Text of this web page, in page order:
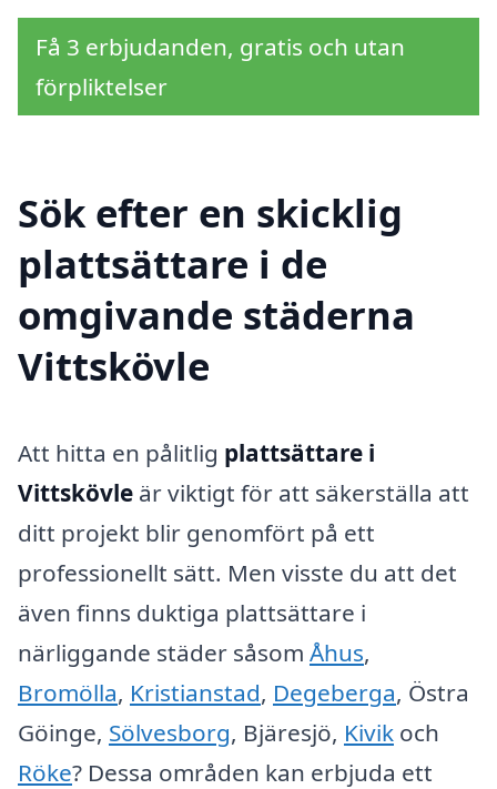
Få 3 erbjudanden, gratis och utan
förpliktelser
Sök efter en skicklig
plattsättare i de
omgivande städerna
Vittskövle
Att hitta en pålitlig plattsättare i
Vittskövle är viktigt för att säkerställa att
ditt projekt blir genomfört på ett
professionellt sätt. Men visste du att det
även finns duktiga plattsättare i
närliggande städer såsom Åhus,
Bromölla, Kristianstad, Degeberga, Östra
Göinge, Sölvesborg, Bjäresjö, Kivik och
Röke? Dessa områden kan erbjuda ett